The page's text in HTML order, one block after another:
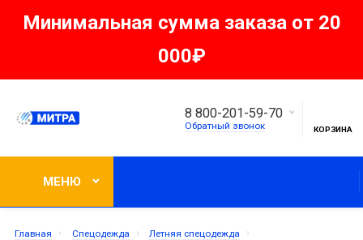
Минимальная сумма заказа от 20
000₽
8 800-201-59-70
Обратный звонок КОРЗИНА
МЕНЮ
Главная Спецодежда
Летняя спецодежда